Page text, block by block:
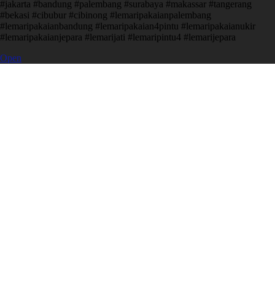
#jakarta #bandung #palembang #surabaya #makassar #tangerang
#bekasi #cibubur #cibinong #lemaripakaianpalembang
#lemaripakaianbandung #lemaripakaian4pintu #lemaripakaianukir
#lemaripakaianjepara #lemarijati #lemaripintu4 #lemarijepara
Open